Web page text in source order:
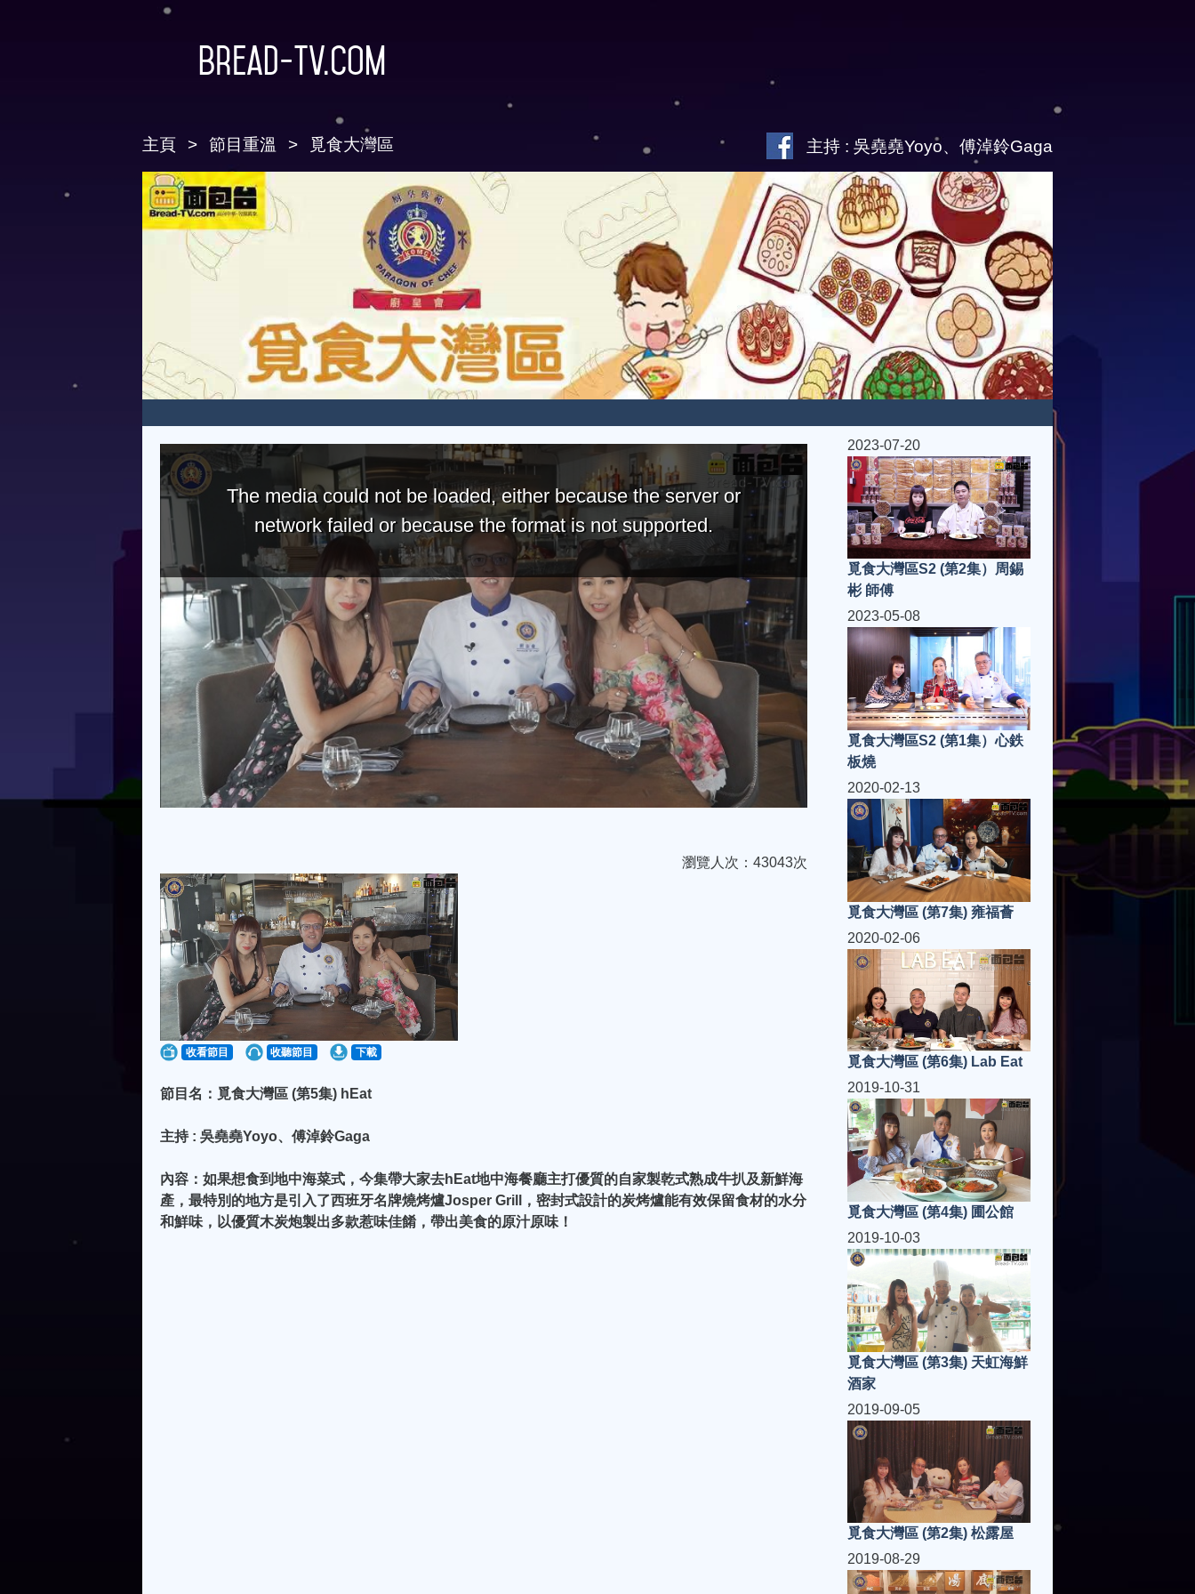
Bread-TV.com
主頁 節目重溫 覓食大灣區 主持 : 吳堯堯Yoyo、傅淖鈴Gaga
The media could not be loaded, either because the server or
network failed or because the format is not supported.
瀏覽人次：43043次
收看節目 收聽節目 下載
節目名：覓食大灣區 (第5集) hEat
主持 : 吳堯堯Yoyo、傅淖鈴Gaga
內容：如果想食到地中海菜式，今集帶大家去hEat地中海餐廳主打優質的自家製乾式熟成牛扒及新鮮海
產，最特別的地方是引入了西班牙名牌燒烤爐Josper Grill，密封式設計的炭烤爐能有效保留食材的水分
和鮮味，以優質木炭炮製出多款惹味佳餚，帶出美食的原汁原味！
2023-07-20
覓食大灣區S2 (第2集）周錫
彬 師傅
2023-05-08
覓食大灣區S2 (第1集）心鉄
板燒
2020-02-13
覓食大灣區 (第7集) 雍福薈
2020-02-06
覓食大灣區 (第6集) Lab Eat
2019-10-31
覓食大灣區 (第4集) 圃公館
2019-10-03
覓食大灣區 (第3集) 天虹海鮮
酒家
2019-09-05
覓食大灣區 (第2集) 松露屋
2019-08-29